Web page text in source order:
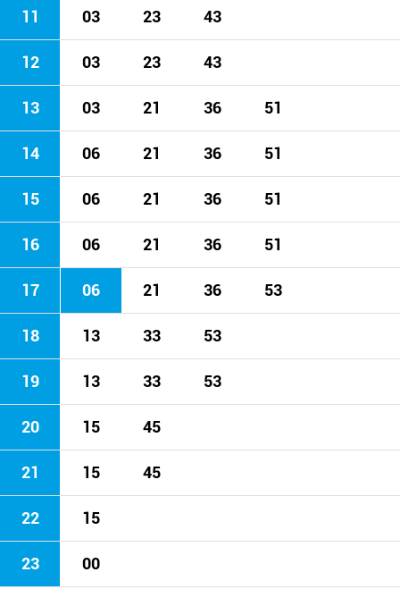
11 03 23 43
12 03 23 43
13 03 21 36 51
14 06 21 36 51
15 06 21 36 51
16 06 21 36 51
17 06 21 36 53
18 13 33 53
19 13 33 53
20 15 45
21 15 45
22 15
23 00